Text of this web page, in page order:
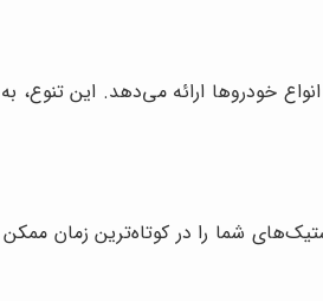
خودروها ارائه می‌دهد. این تنوع،